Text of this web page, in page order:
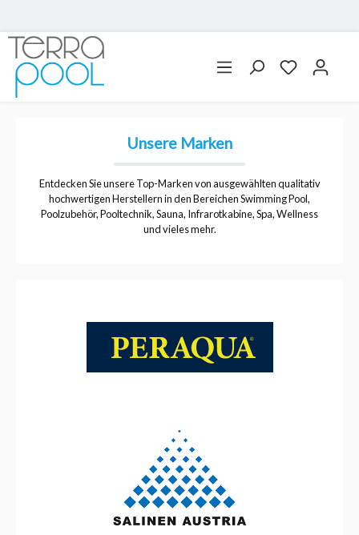
Unsere Marken
Entdecken Sie unsere Top-Marken von ausgewählten qualitativ
hochwertigen Herstellern in den Bereichen Swimming Pool,
Poolzubehör, Pooltechnik, Sauna, Infrarotkabine, Spa, Wellness
und vieles mehr.